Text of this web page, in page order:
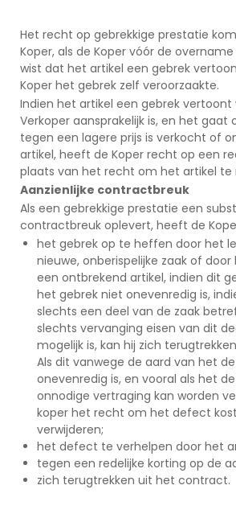
Het recht op gebrekkige prestatie
Koper, als de Koper vóór de
wist dat het artikel een gebrek
Koper het gebrek zelf veroorzaakte.
Indien het artikel een gebrek vertoont
Verkoper aansprakelijk is, en het gaat
tegen een lagere prijs is verkocht of
artikel, heeft de Koper recht op een
plaats van het recht om het artikel te
Aanzienlijke contractbreuk
Als een gebrekkige prestatie een
contractbreuk oplevert, heeft de
het gebrek op te heffen door het
nieuwe, onberispelijke zaak of
een ontbrekend artikel, indien dit
het gebrek niet onevenredig is,
slechts een deel van de zaak
slechts vervanging eisen van dit
mogelijk is, kan hij zich
Als dit vanwege de aard van het
onevenredig is, en vooral als het
onnodige vertraging kan worden
koper het recht om het defect
verwijderen;
het defect te verhelpen door het
tegen een redelijke korting op de
zich terugtrekken uit het contract.